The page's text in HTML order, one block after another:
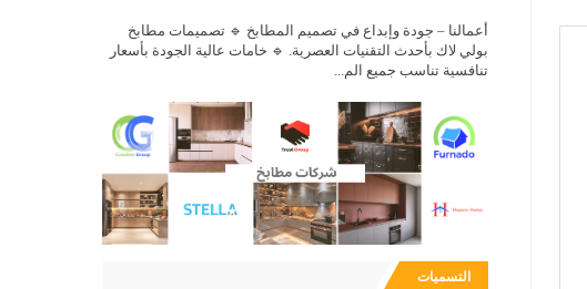
أعمالنا – جودة وإبداع في تصميم المطابخ 🔹 تصميمات مطابخ
بولي لاك بأحدث التقنيات العصرية. 🔹 خامات عالية الجودة بأسعار
تنافسية تناسب جميع الم...
التسميات